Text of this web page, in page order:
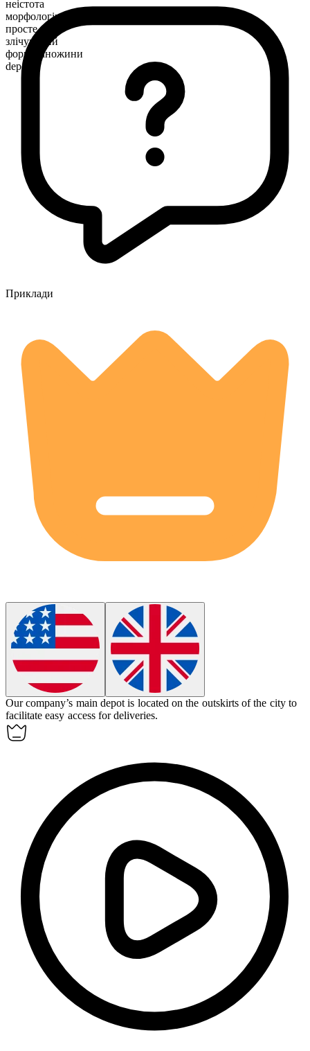
неістота
морфологічна будова
просте
злічуваний
форма множини
depots
Приклади
Our company’s main depot is located on the outskirts of the city to
facilitate easy access for deliveries.